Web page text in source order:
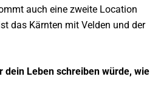
auch eine zweite Location
das Kärnten mit Velden und der
dein Leben schreiben würde, wie